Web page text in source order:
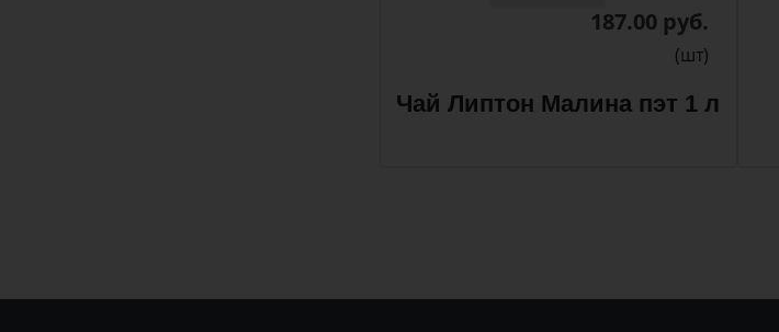
187.00 руб.
(шт)
Чай Липтон Малина пэт 1 л